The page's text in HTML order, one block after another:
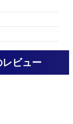
ビュー